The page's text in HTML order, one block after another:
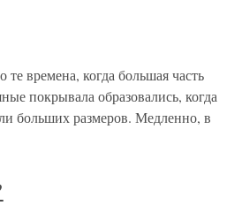
времена, когда большая часть
покрывала образовались, когда
больших размеров. Медленно, в